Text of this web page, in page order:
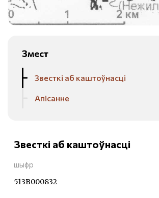
Змест
Звесткі аб каштоўнасці
Апісанне
Звесткі аб каштоўнасці
шыфр
513В000832